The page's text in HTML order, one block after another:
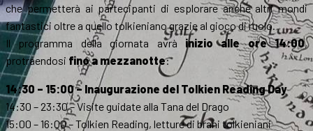
che permetterà ai partecipanti di esplorare anche altri mondi
fantastici oltre a quello tolkieniano grazie al gioco di ruolo.
Il programma della giornata avrà inizio alle ore 14:00,
protraendosi fino a mezzanotte:
14:30 – 15:00 – Inaugurazione del Tolkien Reading Day
14:30 – 23:30 – Visite guidate alla Tana del Drago
15:00 – 16:00 – Tolkien Reading, letture di brani tolkieniani